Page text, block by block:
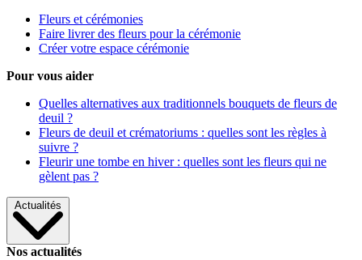
Fleurs et cérémonies
Faire livrer des fleurs pour la cérémonie
Créer votre espace cérémonie
Pour vous aider
Quelles alternatives aux traditionnels bouquets de fleurs de
deuil ?
Fleurs de deuil et crématoriums : quelles sont les règles à
suivre ?
Fleurir une tombe en hiver : quelles sont les fleurs qui ne
gèlent pas ?
Actualités
Nos actualités